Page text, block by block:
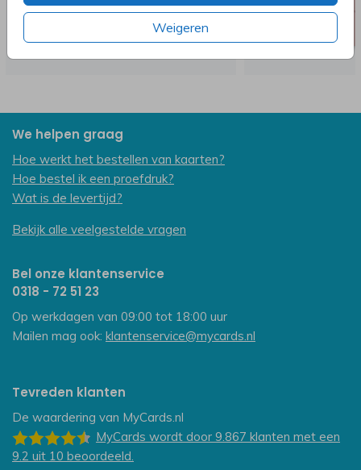
Weigeren
We helpen graag
Hoe werkt het bestellen van kaarten?
Hoe bestel ik een proefdruk?
Wat is de levertijd?
Bekijk alle veelgestelde vragen
Bel onze klantenservice
0318 - 72 51 23
Op werkdagen van 09:00 tot 18:00 uur
Mailen mag ook: klantenservice@mycards.nl
Tevreden klanten
De waardering van MyCards.nl
MyCards wordt door 9.867 klanten met een
9.2 uit 10 beoordeeld.